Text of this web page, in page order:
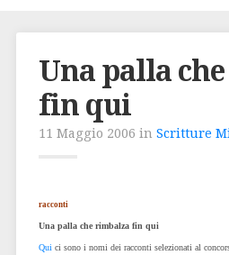
Una palla
fin qui
11 Maggio 2006 in Scritture
racconti
Una palla che rimbalza fin qui
Qui ci sono i nomi dei racconti selezionati al